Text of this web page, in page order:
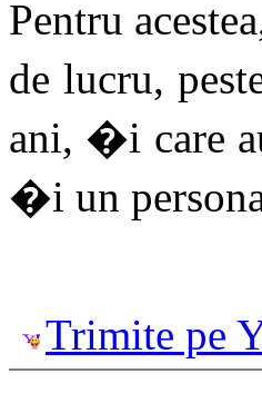
Pentru
de lucru,
ani, �i care
�i un
Trimite pe